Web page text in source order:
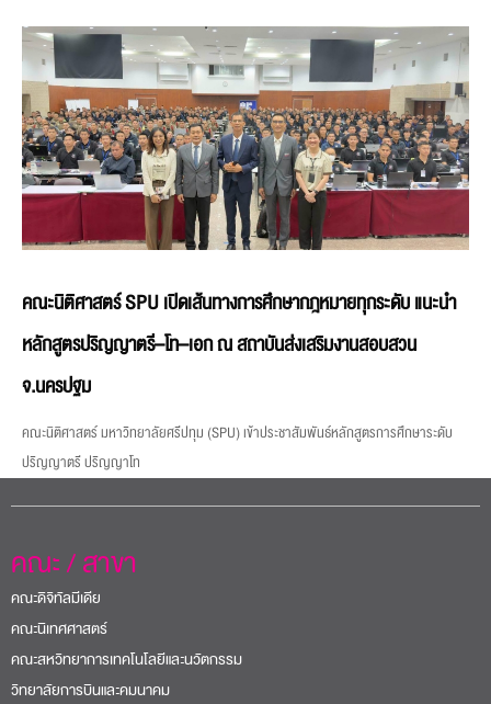
คณะนิติศาสตร์ SPU เปิดเส้นทางการศึกษากฎหมายทุกระดับ แนะนำ
หลักสูตรปริญญาตรี–โท–เอก ณ สถาบันส่งเสริมงานสอบสวน
จ.นครปฐม
คณะนิติศาสตร์ มหาวิทยาลัยศรีปทุม (SPU) เข้าประชาสัมพันธ์หลักสูตรการศึกษาระดับ
ปริญญาตรี ปริญญาโท
คณะ / สาขา
คณะดิจิทัลมีเดีย
คณะนิเทศศาสตร์
คณะสหวิทยาการเทคโนโลยีและนวัตกรรม
วิทยาลัยการบินและคมนาคม